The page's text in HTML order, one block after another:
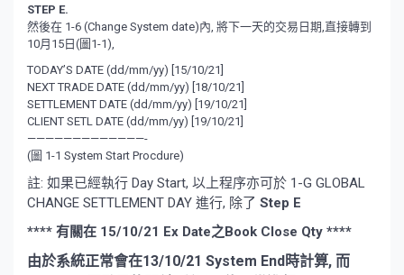
STEP E.
然後在 1-6 (Change System date)內, 將下一天的交易日期,直接轉到
10月15日(圖1-1),
TODAY’S DATE (dd/mm/yy) [15/10/21]
NEXT TRADE DATE (dd/mm/yy) [18/10/21]
SETTLEMENT DATE (dd/mm/yy) [19/10/21]
CLIENT SETL DATE (dd/mm/yy) [19/10/21]
—————————————-
(圖 1-1 System Start Procdure)
註: 如果已經執行 Day Start, 以上程序亦可於 1-G GLOBAL
CHANGE SETTLEMENT DAY 進行, 除了 Step E
**** 有關在 15/10/21 Ex Date之Book Close Qty ****
由於系統正常會在13/10/21 System End時計算, 而